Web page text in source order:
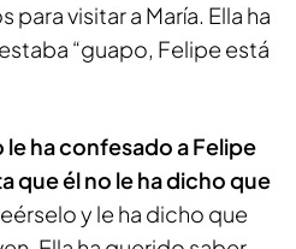
para visitar a María. Ella ha
“guapo, Felipe está
le ha confesado a Felipe
que él no le ha dicho que
y le ha dicho que